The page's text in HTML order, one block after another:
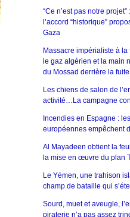
“Ce n’est pas notre
l’accord “historique”
Gaza
Massacre impérialiste à la
le gaz algérien et la main
du Mossad derrière la
Les chiens de salon de
activité…La campagne
Incendies en Espagne :
européennes empêchent
Al Mayadeen obtient la
la mise en œuvre du plan
Le Yémen, une trahison
champ de bataille qui
Sourd, muet et aveugle,
piraterie n’a pas assez